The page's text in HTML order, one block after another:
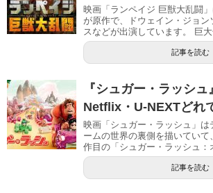
映画「ランペイジ 巨獣大乱闘
が原作で、ドウェイン・ジョン
スなどが出演しています。 巨
記事を読む
『シュガー・ラッシュ
Netflix・U-NEXTどれ
映画「シュガー・ラッシュ」は
ームの世界の裏側を描いていて
作目の「シュガー・ラッシュ：
記事を読む